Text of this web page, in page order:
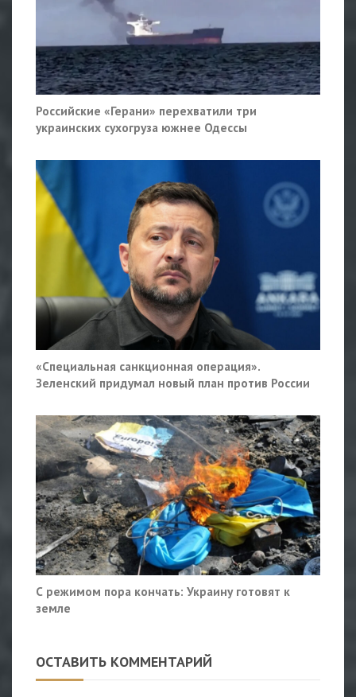
Российские «Герани» перехватили три
украинских сухогруза южнее Одессы
«Специальная санкционная операция».
Зеленский придумал новый план против России
С режимом пора кончать: Украину готовят к
земле
ОСТАВИТЬ КОММЕНТАРИЙ